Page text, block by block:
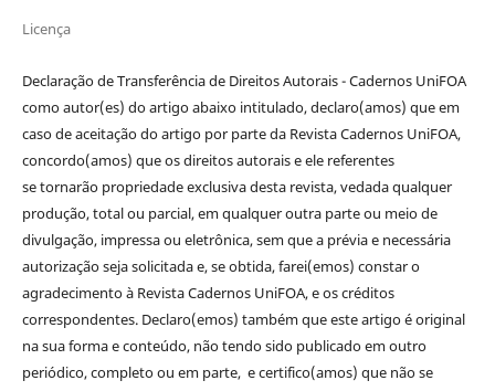
Licença
Declaração de Transferência de Direitos Autorais - Cadernos UniFOA
como autor(es) do artigo abaixo intitulado, declaro(amos) que em
caso de aceitação do artigo por parte da Revista Cadernos UniFOA,
concordo(amos) que os direitos autorais e ele referentes
se tornarão propriedade exclusiva desta revista, vedada qualquer
produção, total ou parcial, em qualquer outra parte ou meio de
divulgação, impressa ou eletrônica, sem que a prévia e necessária
autorização seja solicitada e, se obtida, farei(emos) constar o
agradecimento à Revista Cadernos UniFOA, e os créditos
correspondentes. Declaro(emos) também que este artigo é original
na sua forma e conteúdo, não tendo sido publicado em outro
periódico, completo ou em parte, e certifico(amos) que não se